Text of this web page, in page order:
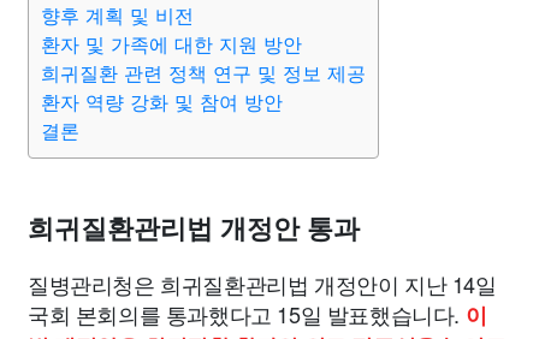
종교 사회 정치 건강 의료
부동산 외국어 교육 교통
향후 계획 및 비전
환자 및 가족에 대한 지원 방안
희귀질환 관련 정책 연구 및 정보 제공
환자 역량 강화 및 참여 방안
결론
희귀질환관리법 개정안 통과
질병관리청은 희귀질환관리법 개정안이 지난 14일
국회 본회의를 통과했다고 15일 발표했습니다. 이